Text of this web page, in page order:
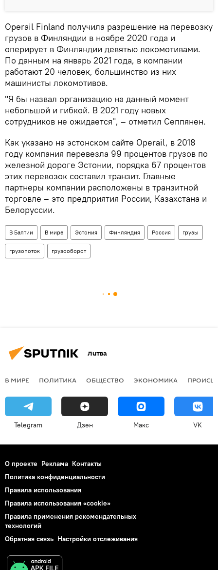
Operail Finland получила разрешение на перевозку
грузов в Финляндии в ноябре 2020 года и
оперирует в Финляндии девятью локомотивами.
По данным на январь 2021 года, в компании
работают 20 человек, большинство из них
машинисты локомотивов.
"Я бы назвал организацию на данный момент
небольшой и гибкой. В 2021 году новых
сотрудников не ожидается", – отметил Сеппянен.
Как указано на эстонском сайте Operail, в 2018
году компания перевезла 99 процентов грузов по
железной дороге Эстонии, порядка 67 процентов
этих перевозок составил транзит. Главные
партнеры компании расположены в транзитной
торговле – это предприятия России, Казахстана и
Белоруссии.
В Балтии В мире Эстония Финляндия Россия грузы
грузопоток грузооборот
Литва
В МИРЕ ПОЛИТИКА ОБЩЕСТВО ЭКОНОМИКА
Telegram Дзен Макс VK
О проекте Реклама Контакты
Политика конфиденциальности
Правила использования
Правила использования «cookie»
Правила применения рекомендательных
технологий
Обратная связь Настройки отслеживания